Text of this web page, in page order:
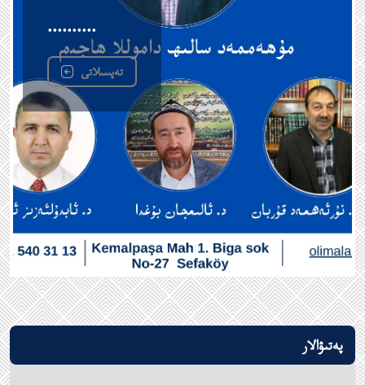
..........
تەپسىلاتى
پەتىۋالار
پەتىۋا بۆلۈمى
دەۋەت ۋە ئىرشاد بۆلۈمى
بايانات بۆلۈمى
تەشكىلاتلار ئارا مۇناسىۋەت بۆلۈمى